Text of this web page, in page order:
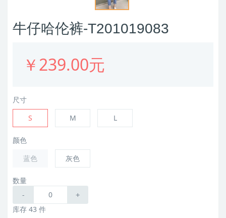
牛仔哈伦裤-T201019083
￥239.00元
尺寸
S
M L
颜色
蓝色
灰色
数量
- +
库存 43 件